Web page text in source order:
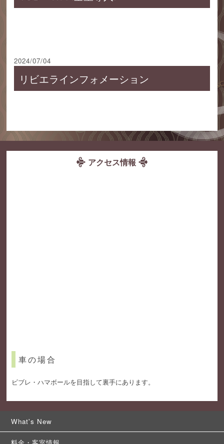
2024/07/04
リビエラインフォメーション
アクセス情報
車の場合
ビブレ・ハマボールを目指して裏手にあります。
What's New